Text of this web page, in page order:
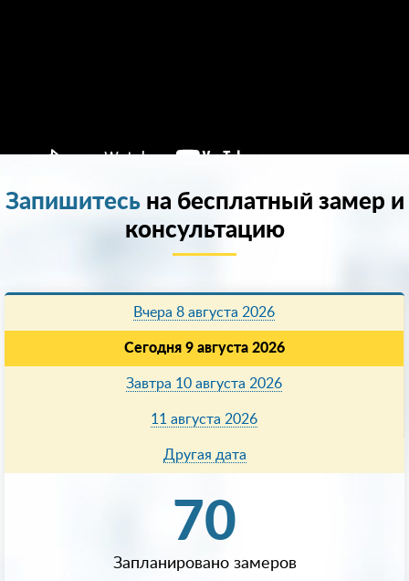
Запишитесьна бесплатный замер и
консультацию
Вчера 8 августа 2026
Сегодня 9 августа 2026
Завтра 10 августа 2026
11 августа 2026
Другая дата
70
Запланировано замеров